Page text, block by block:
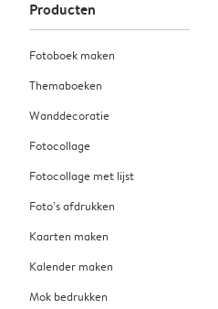
Producten
Fotoboek maken
Themaboeken
Wanddecoratie
Fotocollage
Fotocollage met lijst
Foto’s afdrukken
Kaarten maken
Kalender maken
Mok bedrukken